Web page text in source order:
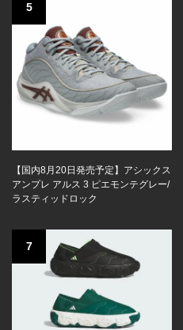
5
【国内8月20日発売予定】アシックス
アンプレ アルス 3 ピエモンテグレー/
ラスティッドロック
7